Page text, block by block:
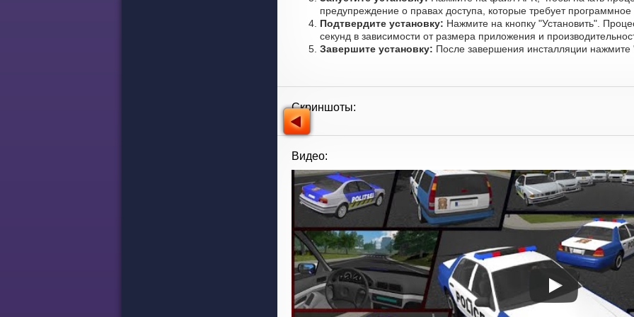
предупреждение о правах доступа, которые требует
Подтвердите установку: Нажмите на кнопку "Установить".
секунд в зависимости от размера приложения и
Завершите установку: После завершения инсталляции нажмите
Скриншоты:
Видео: